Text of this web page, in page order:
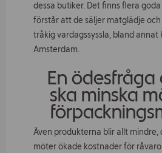
dessa butiker. Det finns flera
förstår att de säljer matglädje
tråkig vardagssyssla, bland annat
Amsterdam.
En ödesfråga
ska minska
Även produkterna blir allt
möter ökade kostnader för